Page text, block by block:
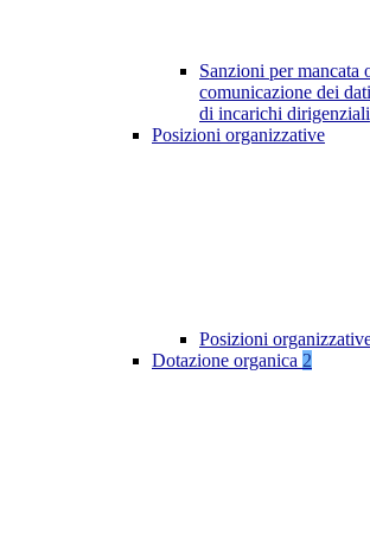
Sanzioni per mancata
comunicazione dei
di incarichi dirigenziali
Posizioni organizzative
Posizioni
Dotazione organica 2